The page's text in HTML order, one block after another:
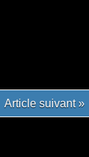
Article suivant »